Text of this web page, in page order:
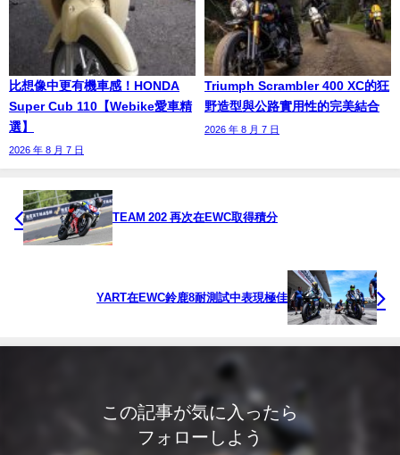
比想像中更有機車感！HONDA
Super Cub 110【Webike愛車精
選】
2026 年 8 月 7 日
Triumph Scrambler 400 XC的狂
野造型與公路實用性的完美結合
2026 年 8 月 7 日
TEAM 202 再次在EWC取得積分
YART在EWC鈴鹿8耐測試中表現極佳
この記事が気に入ったら
フォローしよう